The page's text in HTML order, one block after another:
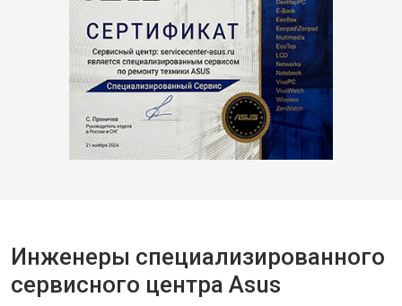
Инженеры специализированного
сервисного центра Asus